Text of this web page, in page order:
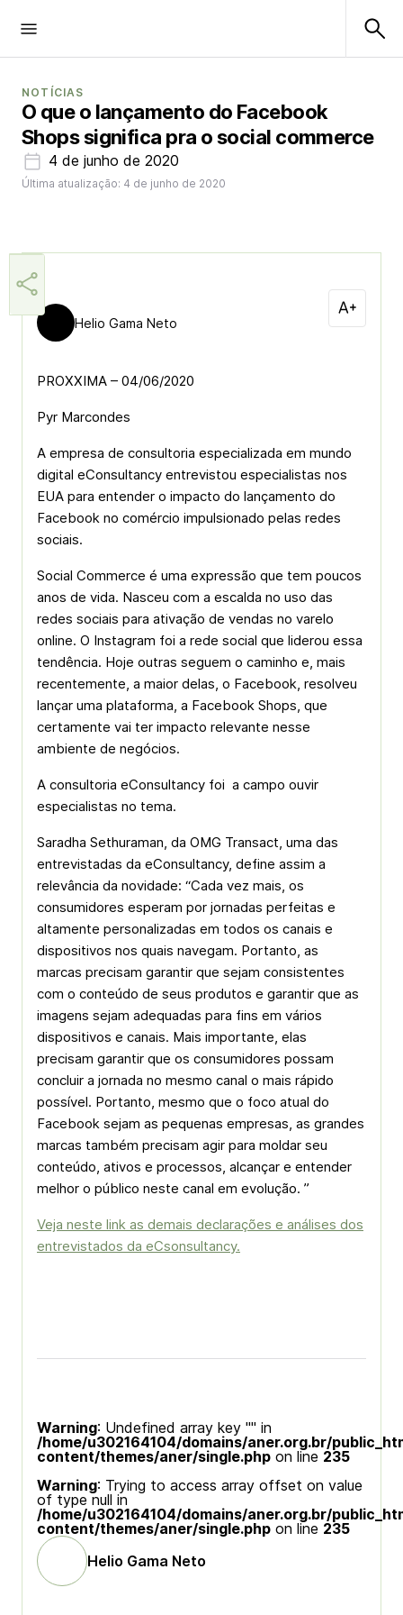
NOTÍCIAS
O que o lançamento do Facebook
Shops significa pra o social commerce
4 de junho de 2020
Última atualização: 4 de junho de 2020
Helio Gama Neto
PROXXIMA – 04/06/2020
Pyr Marcondes
A empresa de consultoria especializada em mundo
digital eConsultancy entrevistou especialistas nos
EUA para entender o impacto do lançamento do
Facebook no comércio impulsionado pelas redes
sociais.
Social Commerce é uma expressão que tem poucos
anos de vida. Nasceu com a escalda no uso das
redes sociais para ativação de vendas no varelo
online. O Instagram foi a rede social que liderou essa
tendência. Hoje outras seguem o caminho e, mais
recentemente, a maior delas, o Facebook, resolveu
lançar uma plataforma, a Facebook Shops, que
certamente vai ter impacto relevante nesse
ambiente de negócios.
A consultoria eConsultancy foi a campo ouvir
especialistas no tema.
Saradha Sethuraman, da OMG Transact, uma das
entrevistadas da eConsultancy, define assim a
relevância da novidade: “Cada vez mais, os
consumidores esperam por jornadas perfeitas e
altamente personalizadas em todos os canais e
dispositivos nos quais navegam. Portanto, as
marcas precisam garantir que sejam consistentes
com o conteúdo de seus produtos e garantir que as
imagens sejam adequadas para fins em vários
dispositivos e canais. Mais importante, elas
precisam garantir que os consumidores possam
concluir a jornada no mesmo canal o mais rápido
possível. Portanto, mesmo que o foco atual do
Facebook sejam as pequenas empresas, as grandes
marcas também precisam agir para moldar seu
conteúdo, ativos e processos, alcançar e entender
melhor o público neste canal em evolução. ”
Veja neste link as demais declarações e análises dos
entrevistados da eCsonsultancy.
Warning: Undefined array key "" in
/home/u302164104/domains/aner.org.br/
content/themes/aner/single.php on line 235
Warning: Trying to access array offset on value
of type null in
/home/u302164104/domains/aner.org.br/
content/themes/aner/single.php on line 235
Helio Gama Neto